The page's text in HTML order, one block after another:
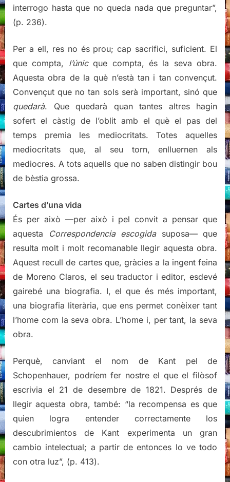
interrogo hasta que no queda nada que preguntar”,
(p. 236).
Per a ell, res no és prou; cap sacrifici, suficient. El
que compta, l’únicque compta, és la seva obra.
Aquesta obra de la què n’està tan i tan convençut.
Convençut que no tan sols serà important, sinó que
quedarà. Que quedarà quan tantes altres hagin
sofert el càstig de l’oblit amb el què el pas del
temps premia les mediocritats. Totes aquelles
mediocritats que, al seu torn, enlluernen als
mediocres. A tots aquells que no saben distingir bou
de bèstia grossa.
Cartes d’una vida
És per això —per això i pel convit a pensar que
aquesta
Correspondencia escogidasuposa— que
resulta molt i molt recomanable llegir aquesta obra.
Aquest recull de cartes que, gràcies a la ingent feina
de Moreno Claros, el seu traductor i editor, esdevé
gairebé una biografia. I, el que és més important,
una biografia literària, que ens permet conèixer tant
l’home com la seva obra. L’home i, per tant, la seva
obra.
Perquè, canviant el nom de Kant pel de
Schopenhauer, podríem fer nostre el que el filòsof
escrivia el 21 de desembre de 1821. Després de
llegir aquesta obra, també: “la recompensa es que
quien logra entender correctamente los
descubrimientos de Kant experimenta un gran
cambio intelectual; a partir de entonces lo ve todo
con otra luz”, (p. 413).